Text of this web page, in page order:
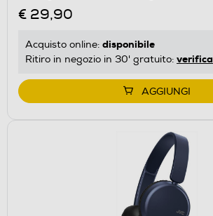
€ 29,90
Acquisto online: disponibile
Ritiro in negozio in 30' gratuito: verifica
AGGIUNGI